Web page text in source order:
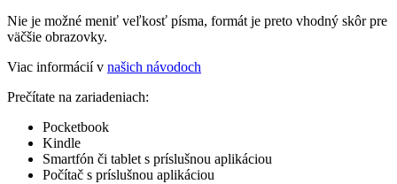
Nie je možné meniť veľkosť písma, formát je preto vhodný skôr pre
väčšie obrazovky.
Viac informácií v našich návodoch
Prečítate na zariadeniach:
Pocketbook
Kindle
Smartfón či tablet s príslušnou aplikáciou
Počítač s príslušnou aplikáciou